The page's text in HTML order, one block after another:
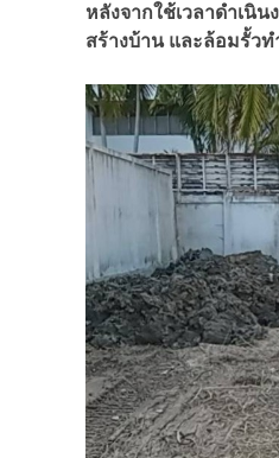
หลังจากใช้เวลาดำเนิ
สร้างบ้าน และล้อมรั้ว